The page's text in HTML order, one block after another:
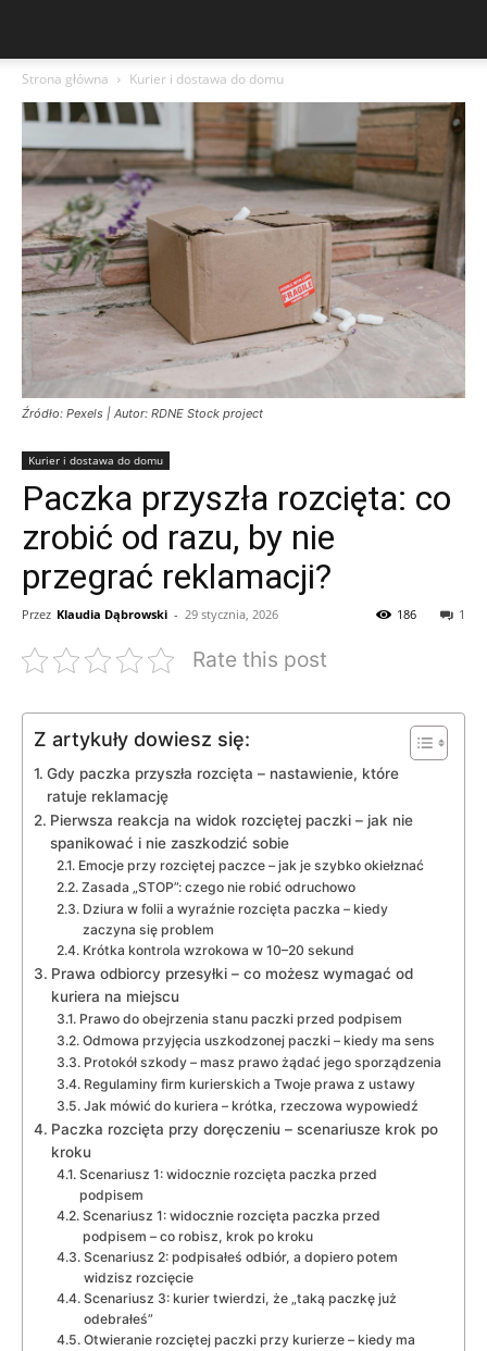
Strona główna Kurier i dostawa do domu
Źródło: Pexels | Autor: RDNE Stock project
Kurier i dostawa do domu
Paczka przyszła rozcięta: co
zrobić od razu, by nie
przegrać reklamacji?
Przez Klaudia Dąbrowski - 29 stycznia, 2026 1
186
Rate this post
Z artykuły dowiesz się:
Gdy paczka przyszła rozcięta – nastawienie, które
ratuje reklamację
Pierwsza reakcja na widok rozciętej paczki – jak nie
spanikować i nie zaszkodzić sobie
Emocje przy rozciętej paczce – jak je szybko okiełznać
Zasada „STOP”: czego nie robić odruchowo
Dziura w folii a wyraźnie rozcięta paczka – kiedy
zaczyna się problem
Krótka kontrola wzrokowa w 10–20 sekund
Prawa odbiorcy przesyłki – co możesz wymagać od
kuriera na miejscu
Prawo do obejrzenia stanu paczki przed podpisem
Odmowa przyjęcia uszkodzonej paczki – kiedy ma sens
Protokół szkody – masz prawo żądać jego sporządzenia
Regulaminy firm kurierskich a Twoje prawa z ustawy
Jak mówić do kuriera – krótka, rzeczowa wypowiedź
Paczka rozcięta przy doręczeniu – scenariusze krok po
kroku
Scenariusz 1: widocznie rozcięta paczka przed
podpisem
Scenariusz 1: widocznie rozcięta paczka przed
podpisem – co robisz, krok po kroku
Scenariusz 2: podpisałeś odbiór, a dopiero potem
widzisz rozcięcie
Scenariusz 3: kurier twierdzi, że „taką paczkę już
odebrałeś”
Otwieranie rozciętej paczki przy kurierze – kiedy ma